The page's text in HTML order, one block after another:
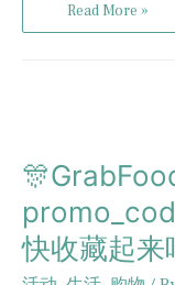
Read More »
快收藏起来